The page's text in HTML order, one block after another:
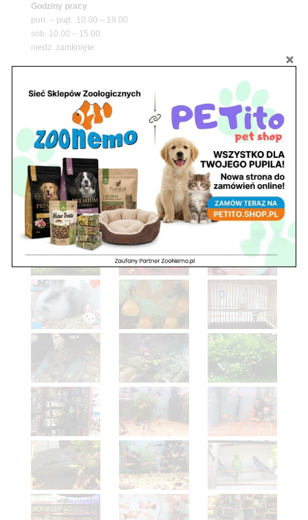
Godziny pracy
pon. – piąt. 10.00 – 19.00
sob. 10.00 – 15.00
niedz. zamknięte
Adres
05-100 Nowy Dwór Mazowiecki
tel. 503 900 215
Godziny pracy
pon. – piąt. 10.00 – 19.00
sob. 8.00 – 15.00
niedz. zamknięte